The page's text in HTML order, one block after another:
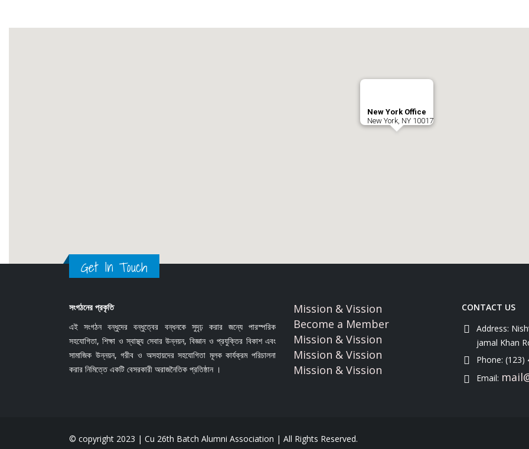
New York Office
New York, NY 10017
Get In Touch
সংগঠনের প্রকৃতি
এই সংগঠন বন্ধুদের বন্ধুত্বের বন্ধনকে সুদৃঢ় করার জন্যে পারস্পরিক
সহযোগিতা, শিক্ষা ও স্বাস্থ্য সেবার উন্নয়ন, বিজ্ঞান ও প্রযুক্তির বিকাশ এবং
সামাজিক উন্নয়ন, গরীব ও অসহায়দের সহযোগিতা মূলক কার্যক্রম পরিচালনা
করার নিমিত্তে একটি বেসরকারী অরাজনৈতিক প্রতিষ্ঠান ।
Mission & Vission
Become a Member
Mission & Vission
Mission & Vission
Mission & Vission
CONTACT US
Address:
jamal Khan
Phone: (123)
Email:
© copyright 2023 | Cu 26th Batch Alumni Association | All Rights Reserved.